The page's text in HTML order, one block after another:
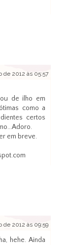
de 2012 às 05:57
de ilho em
como a
certos
em breve.
de 2012 às 09:59
hehe. Ainda